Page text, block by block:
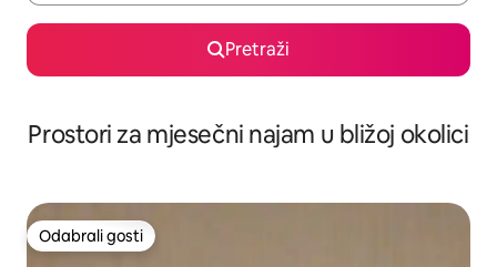
Pretraži
Prostori za mjesečni najam u bližoj okolici
Odabrali gosti
Odabrali gosti